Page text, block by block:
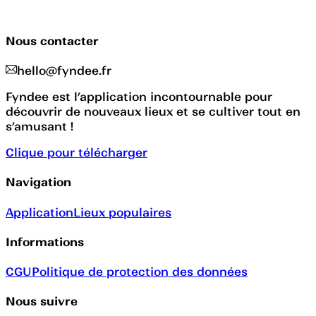
Nous contacter
hello@fyndee.fr
Fyndee est l’application incontournable pour
découvrir de nouveaux lieux et se cultiver tout en
s’amusant !
Clique pour télécharger
Navigation
ApplicationLieux populaires
Informations
CGUPolitique de protection des données
Nous suivre